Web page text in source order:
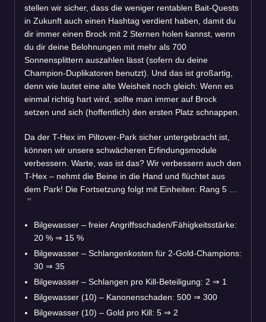
stellen wir sicher, dass die weniger rentablen Bait-Quests
in Zukunft auch einen Hashtag verdient haben, damit du
dir immer einen Brock mit 2 Sternen holen kannst, wenn
du dir deine Belohnungen mit mehr als 700
Sonnensplittern auszahlen lässt (sofern du deine
Champion-Duplikatoren benutzt). Und das ist großartig,
denn wie lautet eine alte Weisheit noch gleich: Wenn es
einmal richtig hart wird, sollte man immer auf Brock
setzen und sich (hoffentlich) den ersten Platz schnappen.
Da der T-Hex im Piltover-Park sicher untergebracht ist,
können wir unsere schwächeren Erfindungsmodule
verbessern. Warte, was ist das? Wir verbessern auch den
T-Hex – nehmt die Beine in die Hand und flüchtet aus
dem Park! Die Fortsetzung folgt mit Einheiten: Rang 5 …
Bilgewasser – freier Angriffsschaden/Fähigkeitsstärke:
20 % ⇒ 15 %
Bilgewasser – Schlangenkosten für 2-Gold-Champions:
30 ⇒ 35
Bilgewasser – Schlangen pro Kill-Beteiligung: 2 ⇒ 1
Bilgewasser (10) – Kanonenschaden: 500 ⇒ 300
Bilgewasser (10) – Gold pro Kill: 5 ⇒ 2